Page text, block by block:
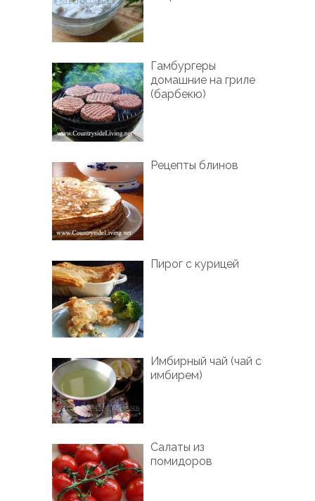
Гамбургеры
домашние на гриле
(барбекю)
Рецепты блинов
Пирог с курицей
Имбирный чай (чай с
имбирем)
Салаты из
помидоров